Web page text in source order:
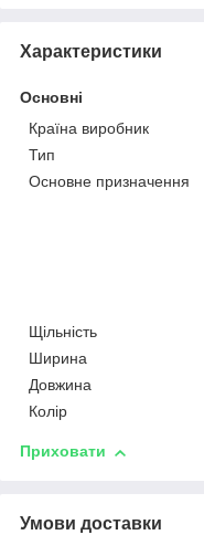
Характеристики
Основні
Країна виробник
Тип
Основне призначення
Щільність
Ширина
Довжина
Колір
Приховати
Умови доставки